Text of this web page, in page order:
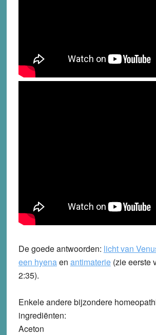
De goede antwoorden: licht van
een hyenaen antimaterie(zie eerste
2:35).
Enkele andere bijzondere
ingrediënten:
Aceton